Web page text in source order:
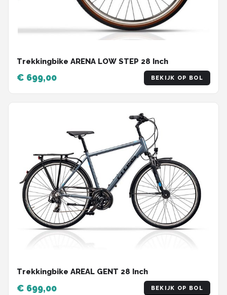
Trekkingbike ARENA LOW STEP 28 Inch
€ 699,00 BEKIJK OP BOL
Trekkingbike AREAL GENT 28 Inch
€ 699,00 BEKIJK OP BOL